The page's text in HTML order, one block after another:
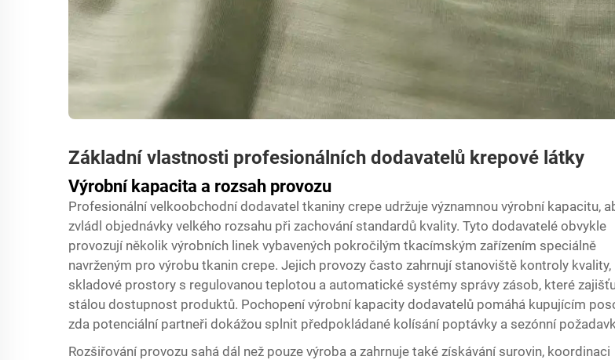
Základní vlastnosti profesionálních dodavatelů krepové látky
Výrobní kapacita a rozsah provozu
Profesionální velkoobchodní dodavatel tkaniny crepe udržuje významnou výrobní kapacitu,
zvládl objednávky velkého rozsahu při zachování standardů kvality. Tyto dodavatelé obvykle
provozují několik výrobních linek vybavených pokročilým tkacímským zařízením speciálně
navrženým pro výrobu tkanin crepe. Jejich provozy často zahrnují stanoviště kontroly kvality,
skladové prostory s regulovanou teplotou a automatické systémy správy zásob, které
stálou dostupnost produktů. Pochopení výrobní kapacity dodavatelů pomáhá kupujícím
zda potenciální partneři dokážou splnit předpokládané kolísání poptávky a sezónní
Rozšiřování provozu sahá dál než pouze výroba a zahrnuje také získávání surovin, koordinaci